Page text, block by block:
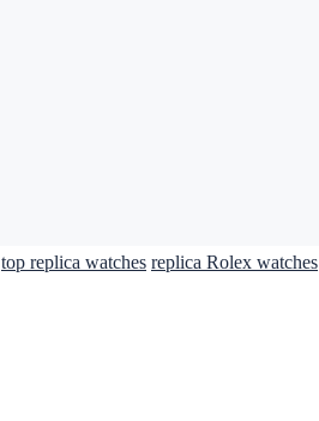
top replica watches replica Rolex watches